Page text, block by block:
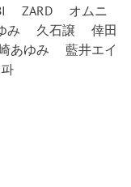
ZARD
オムニ
み 久石譲
倖田
あゆみ
藍井エイ